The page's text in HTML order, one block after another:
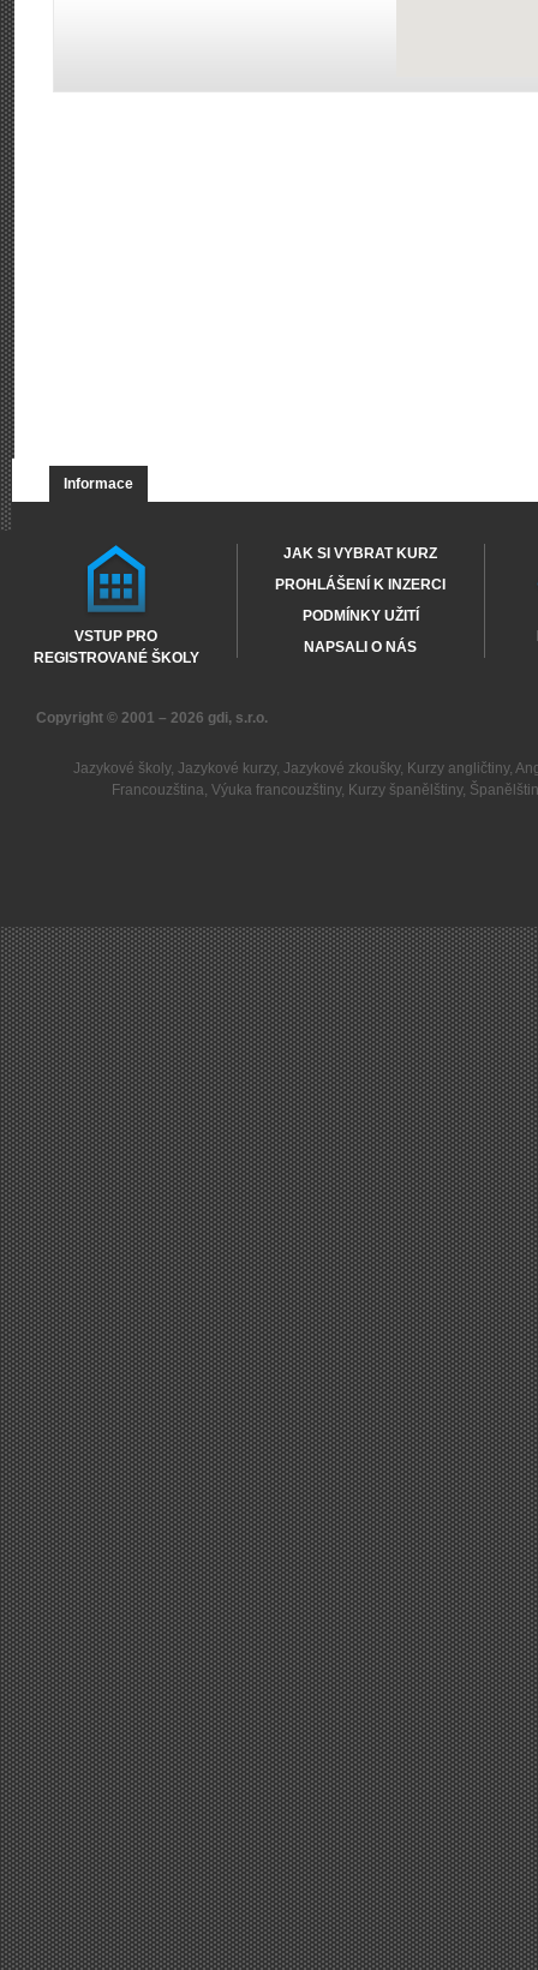
Informace
VSTUP PRO
REGISTROVANÉ ŠKOLY
JAK SI VYBRAT KURZ
PROHLÁŠENÍ K INZERCI
PODMÍNKY UŽITÍ
NAPSALI O NÁS
Copyright © 2001 – 2026 gdi, s.r.o.
Jazykové školy, Jazykové kurzy, Jazykové zkoušky, Kurzy angličtiny,
Francouzština,Výuka francouzštiny, Kurzy španělštiny,